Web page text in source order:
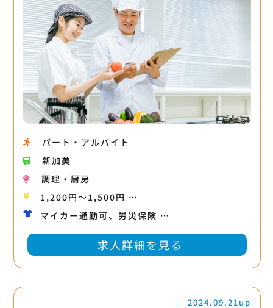
パート・アルバイト
新加美
調理・厨房
1,200円〜1,500円 …
マイカー通勤可、労災保険 …
求人詳細を見る
2024.09.21up